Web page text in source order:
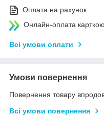
Оплата на рахунок
Онлайн-оплата
Всі умови оплати
Умови повернення
Повернення товару
Всі умови повернення